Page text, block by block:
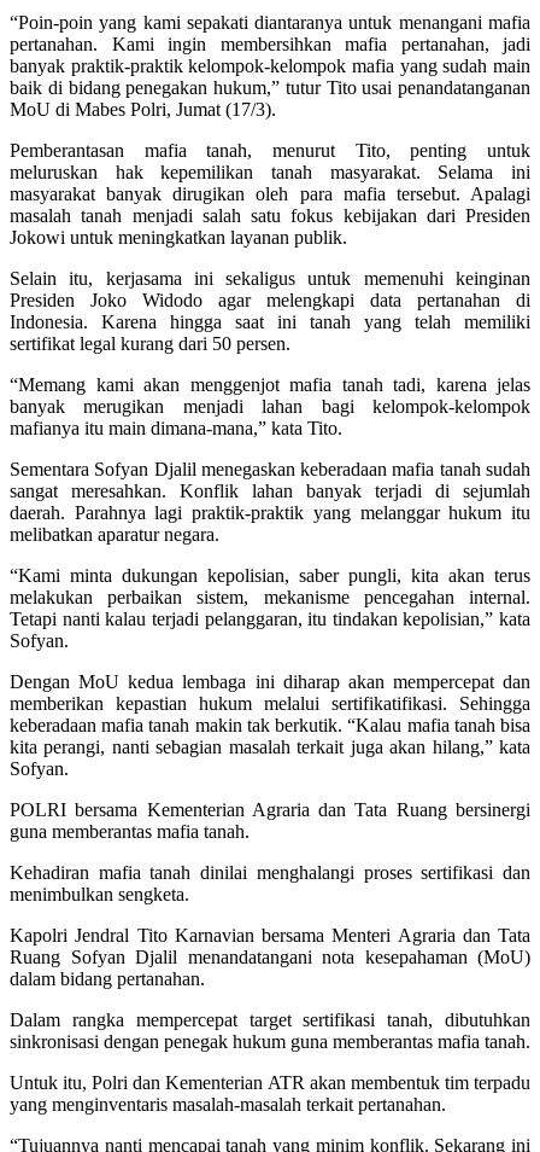
“Poin-poin yang kami sepakati diantaranya untuk menangani mafia
pertanahan. Kami ingin membersihkan mafia pertanahan, jadi
banyak praktik-praktik kelompok-kelompok mafia yang sudah main
baik di bidang penegakan hukum,” tutur Tito usai penandatanganan
MoU di Mabes Polri, Jumat (17/3).
Pemberantasan mafia tanah, menurut Tito, penting untuk
meluruskan hak kepemilikan tanah masyarakat. Selama ini
masyarakat banyak dirugikan oleh para mafia tersebut. Apalagi
masalah tanah menjadi salah satu fokus kebijakan dari Presiden
Jokowi untuk meningkatkan layanan publik.
Selain itu, kerjasama ini sekaligus untuk memenuhi keinginan
Presiden Joko Widodo agar melengkapi data pertanahan di
Indonesia. Karena hingga saat ini tanah yang telah memiliki
sertifikat legal kurang dari 50 persen.
“Memang kami akan menggenjot mafia tanah tadi, karena jelas
banyak merugikan menjadi lahan bagi kelompok-kelompok
mafianya itu main dimana-mana,” kata Tito.
Sementara Sofyan Djalil menegaskan keberadaan mafia tanah sudah
sangat meresahkan. Konflik lahan banyak terjadi di sejumlah
daerah. Parahnya lagi praktik-praktik yang melanggar hukum itu
melibatkan aparatur negara.
“Kami minta dukungan kepolisian, saber pungli, kita akan terus
melakukan perbaikan sistem, mekanisme pencegahan internal.
Tetapi nanti kalau terjadi pelanggaran, itu tindakan kepolisian,” kata
Sofyan.
Dengan MoU kedua lembaga ini diharap akan mempercepat dan
memberikan kepastian hukum melalui sertifikatifikasi. Sehingga
keberadaan mafia tanah makin tak berkutik. “Kalau mafia tanah bisa
kita perangi, nanti sebagian masalah terkait juga akan hilang,” kata
Sofyan.
POLRI bersama Kementerian Agraria dan Tata Ruang bersinergi
guna memberantas mafia tanah.
Kehadiran mafia tanah dinilai menghalangi proses sertifikasi dan
menimbulkan sengketa.
Kapolri Jendral Tito Karnavian bersama Menteri Agraria dan Tata
Ruang Sofyan Djalil menandatangani nota kesepahaman (MoU)
dalam bidang pertanahan.
Dalam rangka mempercepat target sertifikasi tanah, dibutuhkan
sinkronisasi dengan penegak hukum guna memberantas mafia tanah.
Untuk itu, Polri dan Kementerian ATR akan membentuk tim terpadu
yang menginventaris masalah-masalah terkait pertanahan.
“Tujuannya nanti mencapai tanah yang minim konflik. Sekarang ini